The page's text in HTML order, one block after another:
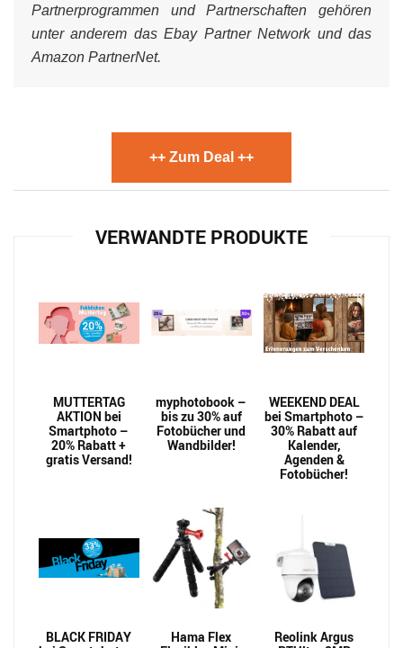
Partnerprogrammen und Partnerschaften gehören
unter anderem das Ebay Partner Network und das
Amazon PartnerNet.
++ Zum Deal ++
VERWANDTE PRODUKTE
MUTTERTAG
AKTION bei
Smartphoto –
20% Rabatt +
gratis Versand!
myphotobook –
bis zu 30% auf
Fotobücher und
Wandbilder!
WEEKEND DEAL
bei Smartphoto –
30% Rabatt auf
Kalender,
Agenden &
Fotobücher!
BLACK FRIDAY
Hama Flex
Reolink Argus